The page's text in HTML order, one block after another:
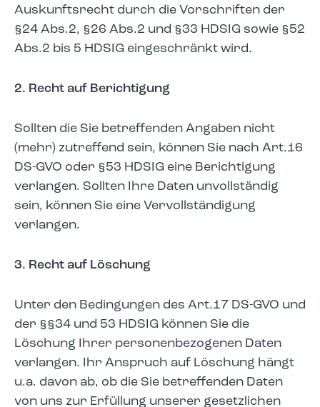
Auskunftsrecht durch die Vorschriften der
§24 Abs.2, §26 Abs.2 und §33 HDSIG sowie §52
Abs.2 bis 5 HDSIG eingeschränkt wird.
2. Recht auf Berichtigung
Sollten die Sie betreffenden Angaben nicht
(mehr) zutreffend sein, können Sie nach Art.16
DS-GVO oder §53 HDSIG eine Berichtigung
verlangen. Sollten Ihre Daten unvollständig
sein, können Sie eine Vervollständigung
verlangen.
3. Recht auf Löschung
Unter den Bedingungen des Art.17 DS-GVO und
der §§34 und 53 HDSIG können Sie die
Löschung Ihrer personenbezogenen Daten
verlangen. Ihr Anspruch auf Löschung hängt
u.a. davon ab, ob die Sie betreffenden Daten
von uns zur Erfüllung unserer gesetzlichen